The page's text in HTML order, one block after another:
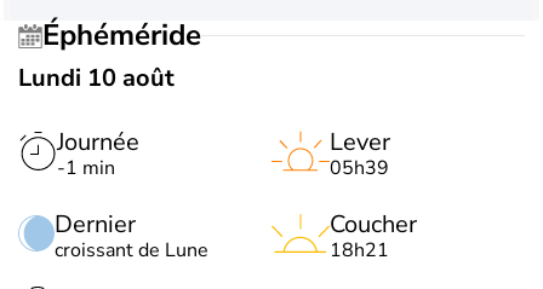
Éphéméride
Lundi 10 août
Journée
-1 min
Dernier
croissant de Lune
Lever
05h39
Coucher
18h21